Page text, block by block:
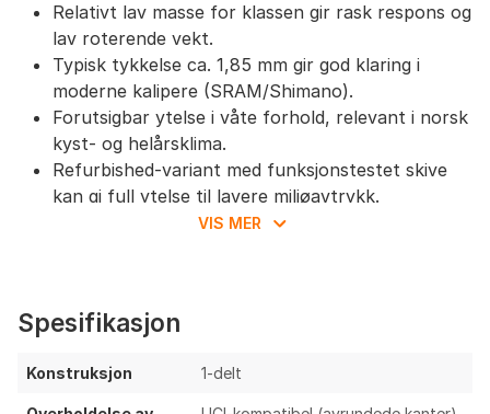
Relativt lav masse for klassen gir rask respons og
lav roterende vekt.
Typisk tykkelse ca. 1,85 mm gir god klaring i
moderne kalipere (SRAM/Shimano).
Forutsigbar ytelse i våte forhold, relevant i norsk
kyst- og helårsklima.
Refurbished-variant med funksjonstestet skive
kan gi full ytelse til lavere miljøavtrykk.
HS2, Magura MDR‑P), og dermed mindre termisk
kapasitet ved lange, bratte utforkjøringer eller
e‑MTB.
VIS MER
Spesifikasjon
Konstruksjon 1‑delt